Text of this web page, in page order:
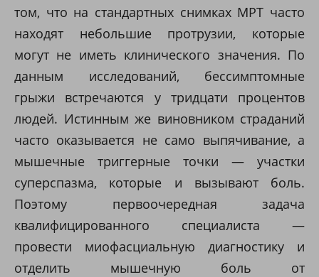
том, что на стандартных снимках МРТ часто
находят небольшие протрузии, которые
могут не иметь клинического значения. По
данным исследований, бессимптомные
грыжи встречаются у тридцати процентов
людей. Истинным же виновником страданий
часто оказывается не само выпячивание, а
мышечные триггерные точки — участки
суперспазма, которые и вызывают боль.
Поэтому первоочередная задача
квалифицированного специалиста —
провести миофасциальную диагностику и
отделить мышечную боль от